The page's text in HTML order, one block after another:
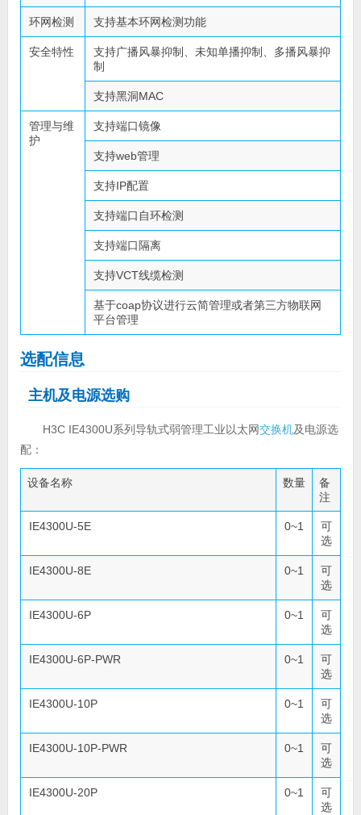
环网检测 支持基本环网检测功能
安全特性
支持广播风暴抑制、未知单播抑制、多播风暴抑
制
支持黑洞MAC
管理与维
护
支持端口镜像
支持web管理
支持IP配置
支持端口自环检测
支持端口隔离
支持VCT线缆检测
基于coap协议进行云简管理或者第三方物联网
平台管理
选配信息
主机及电源选购
H3C IE4300U系列导轨式弱管理工业以太网交换机及电源选
配：
设备名称 数量
备
注
IE4300U-5E 0~1
可
选
IE4300U-8E 0~1
可
选
IE4300U-6P 0~1
可
选
IE4300U-6P-PWR 0~1
可
选
IE4300U-10P 0~1
可
选
IE4300U-10P-PWR 0~1
可
选
IE4300U-20P 0~1
可
选